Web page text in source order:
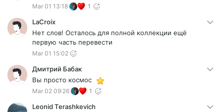
Mar 01 13:18 1
LaCroix
Нет слов! Осталось для полной коллекции ещё
первую часть перевести
Mar 01 15:02
Дмитрий Бабак
Вы просто космос
Mar 02 09:26 1
Leonid Terashkevich